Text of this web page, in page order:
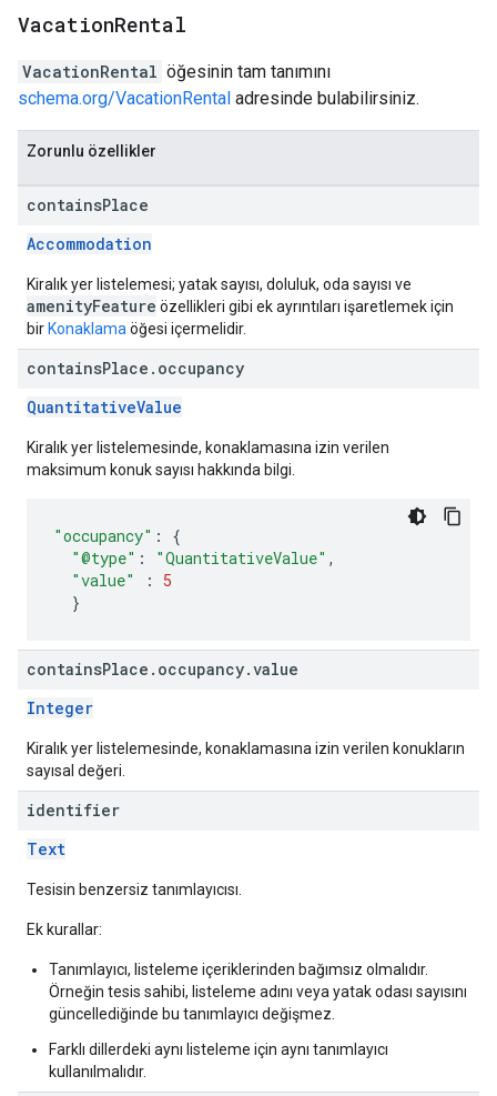
VacationRental
VacationRental öğesinin tam tanımını
schema.org/VacationRental adresinde bulabilirsiniz.
Zorunlu özellikler
containsPlace
Accommodation
Kiralık yer listelemesi; yatak sayısı, doluluk, oda sayısı ve
amenityFeature özellikleri gibi ek ayrıntıları işaretlemek için
bir Konaklama öğesi içermelidir.
containsPlace . occupancy
QuantitativeValue
Kiralık yer listelemesinde, konaklamasına izin verilen
maksimum konuk sayısı hakkında bilgi.
"occupancy" :
{
"@type" : "QuantitativeValue" ,
"value"
:
5
}
containsPlace . occupancy.value
Integer
Kiralık yer listelemesinde, konaklamasına izin verilen konukların
sayısal değeri.
identifier
Text
Tesisin benzersiz tanımlayıcısı.
Ek kurallar:
Tanımlayıcı, listeleme içeriklerinden bağımsız olmalıdır.
Örneğin tesis sahibi, listeleme adını veya yatak odası sayısını
güncellediğinde bu tanımlayıcı değişmez.
Farklı dillerdeki aynı listeleme için aynı tanımlayıcı
kullanılmalıdır.